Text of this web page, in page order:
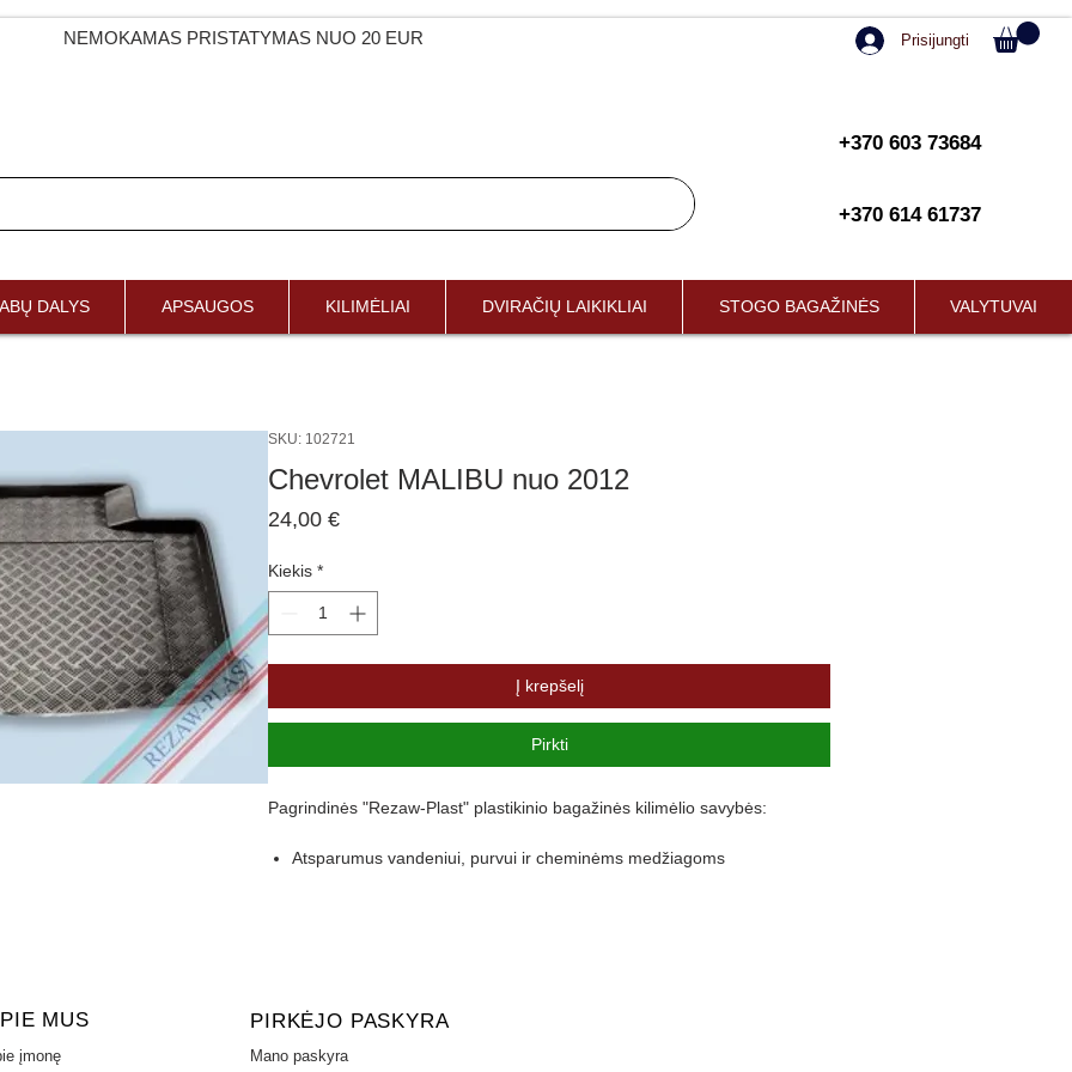
NEMOKAMAS PRISTATYMAS NUO 20 EUR Prisijungti
+370 603 73684
+370 614 61737
DALYS APSAUGOS KILIMĖLIAI DVIRAČIŲ LAIKIKLIAI STOGO BAGAŽINĖS VALYTUVAI
SKU: 102721
Chevrolet MALIBU nuo 2012
24,00 €Price
Kiekis *
Į krepšelį
Pirkti
Pagrindinės "Rezaw-Plast" plastikinio bagažinės kilimėlio savybės:
Atsparumus vandeniui, purvui ir cheminėms medžiagoms
MUS
įmonę
PIRKĖJO PASKYRA
Mano paskyra